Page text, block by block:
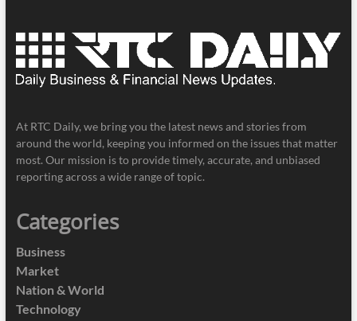
At RTC Daily, we bring you the latest news and stories from
around the world, keeping you informed on the issues that matter
most. Our mission is to provide timely, accurate, and unbiased
reporting across a wide range of topic.
Categories
Business
Market
Nation & World
Technology